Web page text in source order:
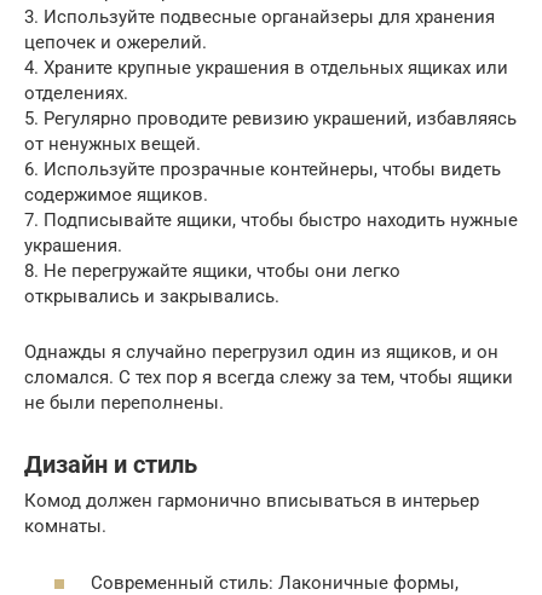
3. Используйте подвесные органайзеры для хранения
цепочек и ожерелий.
4. Храните крупные украшения в отдельных ящиках или
отделениях.
5. Регулярно проводите ревизию украшений, избавляясь
от ненужных вещей.
6. Используйте прозрачные контейнеры, чтобы видеть
содержимое ящиков.
7. Подписывайте ящики, чтобы быстро находить нужные
украшения.
8. Не перегружайте ящики, чтобы они легко
открывались и закрывались.
Однажды я случайно перегрузил один из ящиков, и он
сломался. С тех пор я всегда слежу за тем, чтобы ящики
не были переполнены.
Дизайн и стиль
Комод должен гармонично вписываться в интерьер
комнаты.
Современный стиль: Лаконичные формы,